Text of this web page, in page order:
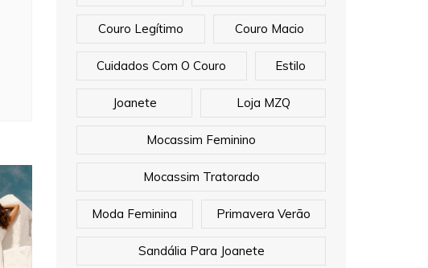
Couro Legítimo Couro Macio
Cuidados Com O Couro Estilo
Joanete Loja MZQ
Mocassim Feminino
Mocassim Tratorado
Moda Feminina Primavera Verão
Sandália Para Joanete